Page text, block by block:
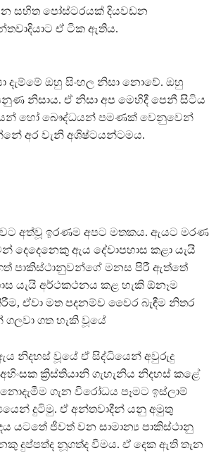
සහිත පෝස්ටරයක් දියවඩන
ඒ ටික ඇතිය.
දැම්මේ ඔහු සිංහල නිසා නොවේ. ඔහු
නිසාය. ඒ නිසා අප මෙහිදී පෙනී සිටිය
හෝ බෞද්ධයන් පමණක් වෙනුවෙන්
අර වැනි අශිෂ්ටයන්ටමය.
අත්වූ ඉරණම අපට මතකය. ඇයට මරණ
ඇය දේවාපහාස කළා යැයි
පාකිස්ථානුවන්ගේ මනස පිරී ඇත්තේ
යැයි අර්ථකථනය කළ හැකි ඕනෑම
ඒවා මත පදනම්ව වෛර බැඳීම නිතර
ගත හැකි වූයේ
නිදහස් වූයේ ඒ සිද්ධියෙන් අවුරුදු
ක්‍රිස්තියානි ගැහැනිය නිදහස් කළේ
ගැන විරෝධය පෑමට ඉස්ලාම්
දුටිමු. ඒ අන්තවාදීන් යනු අමුතු
යටතේ ජීවත් වන සාමාන්‍ය පාකිස්ථානු
දුප්පත්ද නූගත්ද වීමය. ඒ දෙක ඇති තැන